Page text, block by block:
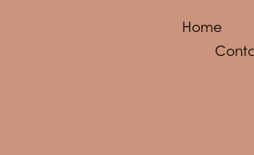
Home